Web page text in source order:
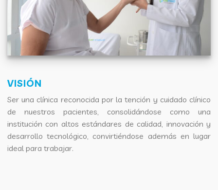
VISIÓN
Ser una clínica reconocida por la tención y cuidado clínico
de nuestros pacientes, consolidándose como una
institución con altos estándares de calidad, innovación y
desarrollo tecnológico, convirtiéndose además en lugar
ideal para trabajar.